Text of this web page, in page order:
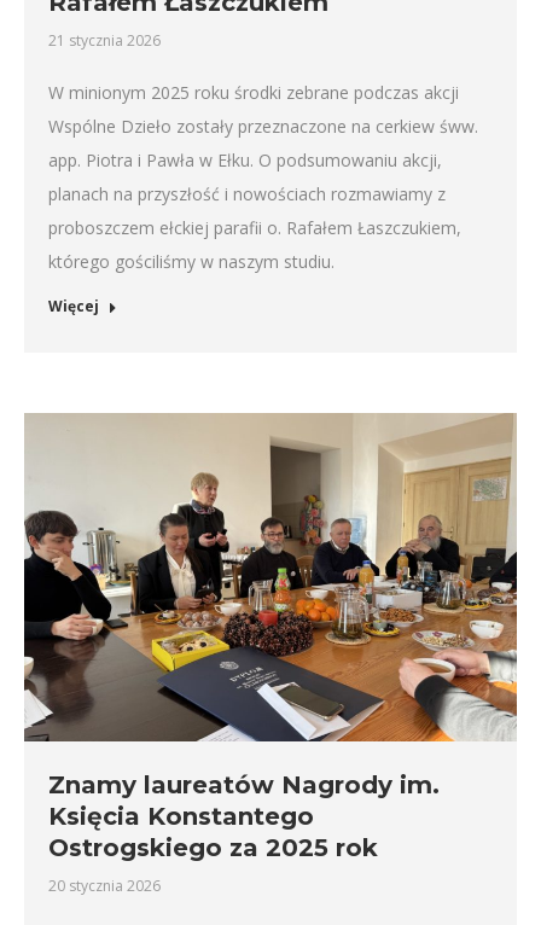
21 stycznia 2026
W minionym 2025 roku środki zebrane podczas akcji
Wspólne Dzieło zostały przeznaczone na cerkiew śww.
app. Piotra i Pawła w Ełku. O podsumowaniu akcji,
planach na przyszłość i nowościach rozmawiamy z
proboszczem ełckiej parafii o. Rafałem Łaszczukiem,
którego gościliśmy w naszym studiu.
Więcej
Znamy laureatów Nagrody im.
Księcia Konstantego
Ostrogskiego za 2025 rok
20 stycznia 2026